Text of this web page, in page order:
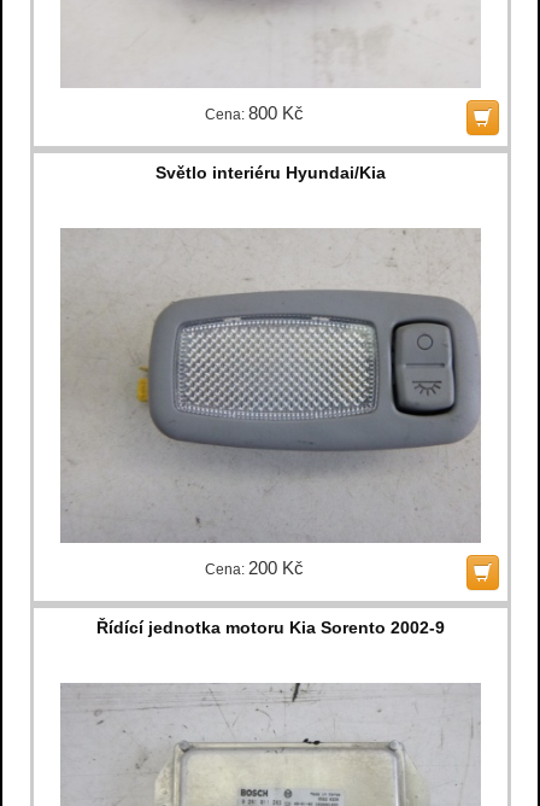
Cena: 800 Kč
Světlo interiéru Hyundai/Kia
Cena: 200 Kč
Řídící jednotka motoru Kia Sorento 2002-9